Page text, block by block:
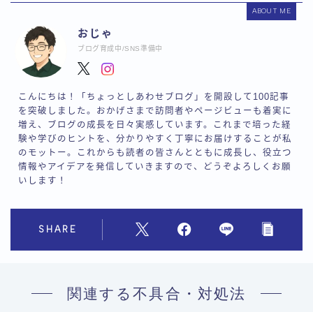
ABOUT ME
おじゃ
ブログ育成中/SNS準備中
こんにちは！「ちょっとしあわせブログ」を開設して100記事
を突破しました。おかげさまで訪問者やページビューも着実に
増え、ブログの成長を日々実感しています。これまで培った経
験や学びのヒントを、分かりやすく丁寧にお届けすることが私
のモットー。これからも読者の皆さんとともに成長し、役立つ
情報やアイデアを発信していきますので、どうぞよろしくお願
いします！
SHARE
関連する不具合・対処法